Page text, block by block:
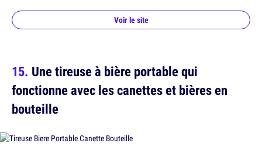
Voir le site
Une tireuse à bière portable qui
fonctionne avec les canettes et bières en
bouteille